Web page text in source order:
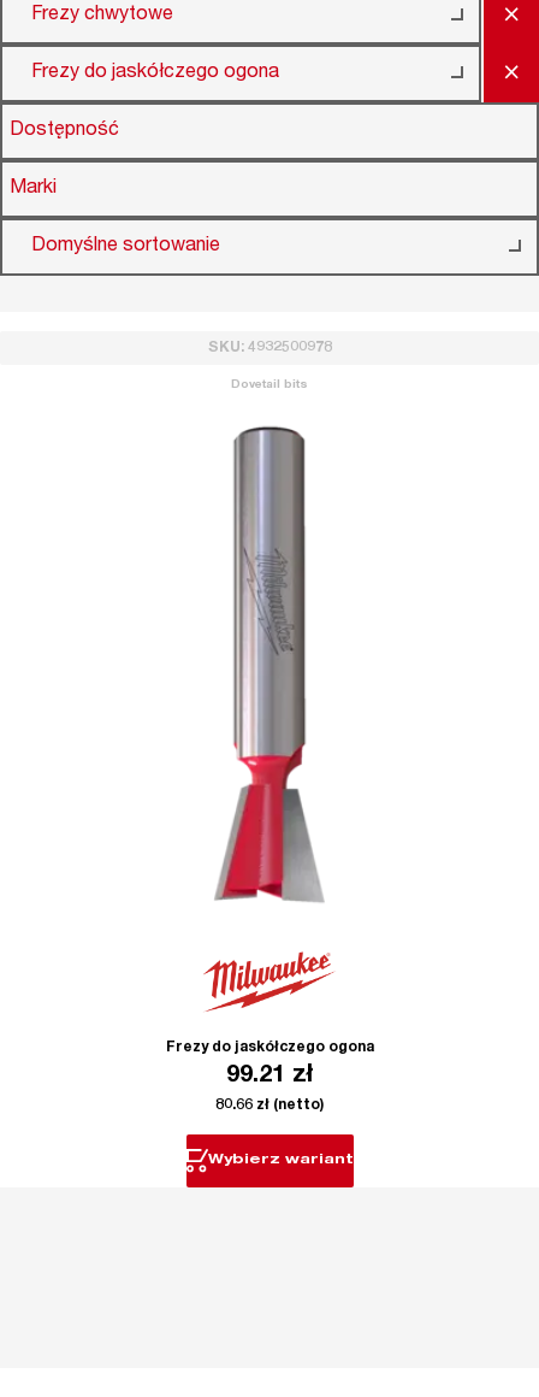
Frezy chwytowe ×
Frezy do jaskółczego ogona ×
Dostępność
Marki
Domyślne sortowanie
SKU: 4932500978
Dovetail bits
Frezy do jaskółczego ogona
99.21 zł
80.66 zł (netto)
Wybierz wariant